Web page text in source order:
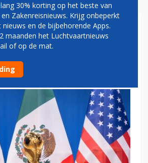
VERBONDEN
30% korting op het beste van
Zakenreisnieuws. Krijg onbeperkt
en de bijbehorende Apps.
maanden het Luchtvaartnieuws
of op de mat.